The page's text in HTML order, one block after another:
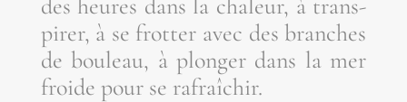
des heures dans la cha­leur, à trans­
pi­rer, à se frot­ter avec des branches
de bou­leau, à plon­ger dans la mer
froide pour se rafraîchir.